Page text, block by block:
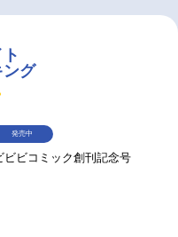
ング
ビビコミック創刊記念号
発売中